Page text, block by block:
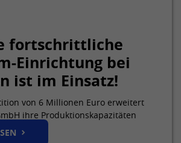
fortschrittliche
Einrichtung bei
ist im Einsatz!
von 6 Millionen Euro erweitert
ihre Produktionskapazitäten